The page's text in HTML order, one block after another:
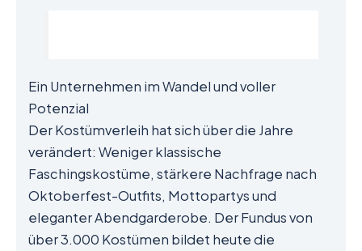
Ein Unternehmen im Wandel und voller
Potenzial
Der Kostümverleih hat sich über die Jahre
verändert: Weniger klassische
Faschingskostüme, stärkere Nachfrage nach
Oktoberfest-Outfits, Mottopartys und
eleganter Abendgarderobe. Der Fundus von
über 3.000 Kostümen bildet heute die